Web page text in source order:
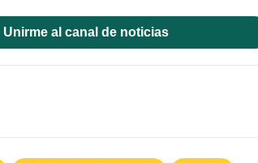
Unirme al canal de noticias